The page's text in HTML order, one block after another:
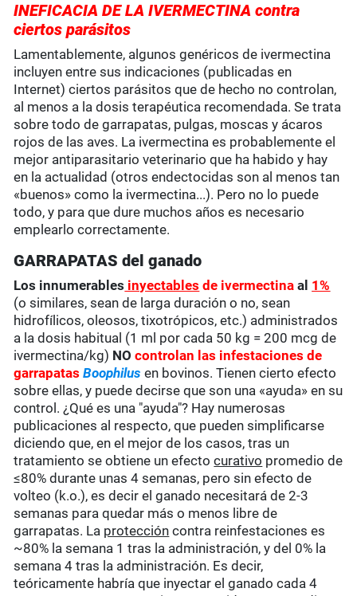
INEFICACIA DE LA IVERMECTINA contra
ciertos parásitos
Lamentablemente, algunos genéricos de ivermectina
incluyen entre sus indicaciones (publicadas en
Internet) ciertos parásitos que de hecho no controlan,
al menos a la dosis terapéutica recomendada. Se trata
sobre todo de garrapatas, pulgas, moscas y ácaros
rojos de las aves. La ivermectina es probablemente el
mejor antiparasitario veterinario que ha habido y hay
en la actualidad (otros endectocidas son al menos tan
«buenos» como la ivermectina...). Pero no lo puede
todo, y para que dure muchos años es necesario
emplearlo correctamente.
GARRAPATAS del ganado
Los innumerables inyectables de ivermectina al 1%
(o similares, sean de larga duración o no, sean
hidrofílicos, oleosos, tixotrópicos, etc.) administrados
a la dosis habitual (1 ml por cada 50 kg = 200 mcg de
ivermectina/kg) NO controlan las infestaciones de
garrapatas Boophilusen bovinos. Tienen cierto efecto
sobre ellas, y puede decirse que son una «ayuda» en su
control. ¿Qué es una "ayuda"? Hay numerosas
publicaciones al respecto, que pueden simplificarse
diciendo que, en el mejor de los casos, tras un
tratamiento se obtiene un efectocurativo promedio de
≤80% durante unas 4 semanas, pero sin efecto de
volteo (k.o.), es decir el ganado necesitará de 2-3
semanas para quedar más o menos libre de
garrapatas. La protección contra reinfestaciones es
~80% la semana 1 tras la administración, y del 0% la
semana 4 tras la administración. Es decir,
teóricamente habría que inyectar el ganado cada 4